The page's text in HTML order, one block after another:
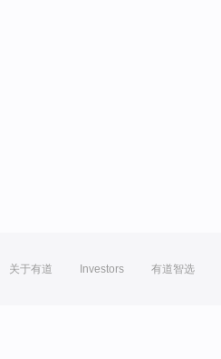
关于有道 Investors 有道智选